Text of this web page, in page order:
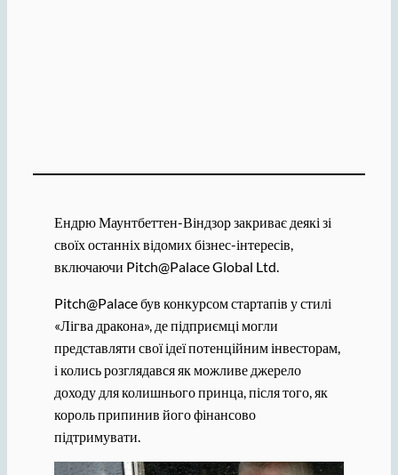
Ендрю Маунтбеттен-Віндзор закриває деякі зі
своїх останніх відомих бізнес-інтересів,
включаючи Pitch@Palace Global Ltd.
Pitch@Palace був конкурсом стартапів у стилі
«Лігва дракона», де підприємці могли
представляти свої ідеї потенційним інвесторам,
і колись розглядався як можливе джерело
доходу для колишнього принца, після того, як
король припинив його фінансово
підтримувати.